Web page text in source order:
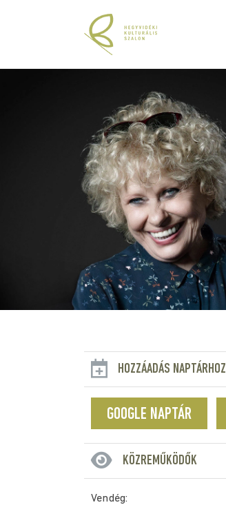
HOZZÁADÁS NAPTÁRHOZ
GOOGLE NAPTÁR
KÖZREMŰKÖDŐK
Vendég: